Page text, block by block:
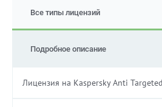
Все типы лицензий
Подробное описание
Лицензия на Kaspersky Anti